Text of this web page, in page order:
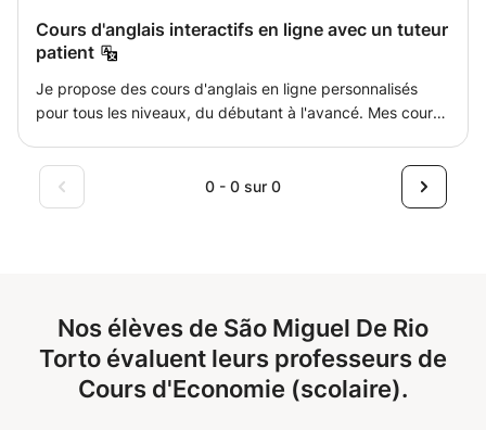
Cours d'anglais interactifs en ligne avec un tuteur
patient
Je propose des cours d'anglais en ligne personnalisés
pour tous les niveaux, du débutant à l'avancé. Mes cours
J'adapte chaque leçon aux objectifs de l'élève, qu'il
s'agisse d'améliorer son anglais conversationnel, de se
0 - 0 sur 0
Nos élèves de São Miguel De Rio
Torto évaluent leurs professeurs de
Cours d'Economie (scolaire).